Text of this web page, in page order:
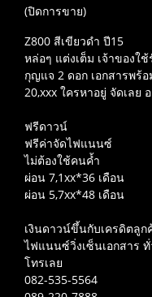
(ปิดการขาย)
Z800 สีเขียวดำ ปี​15
หล่อๆ แต่งเต็ม เจ้าของใ
กุญแจ 2 ดอก เอกสารพร้
20,xxx ใครหาอยู่ จัดเลย
ฟรีดาวน์
ฟรีค่าจัดไฟแนนซ์
ไม่ต้องใช้คนค้ำ
ผ่อน 7,1xx*36 เดือน
ผ่อน 5,7xx*48 เดือน
เงินดาวน์ขึ้นกับเครดิตลูก
ไฟแนนซ์​วิ่งเซ็นเอกสาร
โทร​เลย
082-535-5564